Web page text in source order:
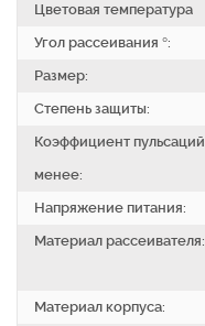
Цветовая температура
Угол рассеивания °:
Размер:
Степень защиты:
Коэффициент пульсаций
менее:
Напряжение питания:
Материал рассеивателя:
Материал корпуса: